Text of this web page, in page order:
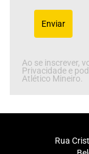
Enviar
Ao se inscrever,
Privacidade e
Atlético Mineiro.
Rua